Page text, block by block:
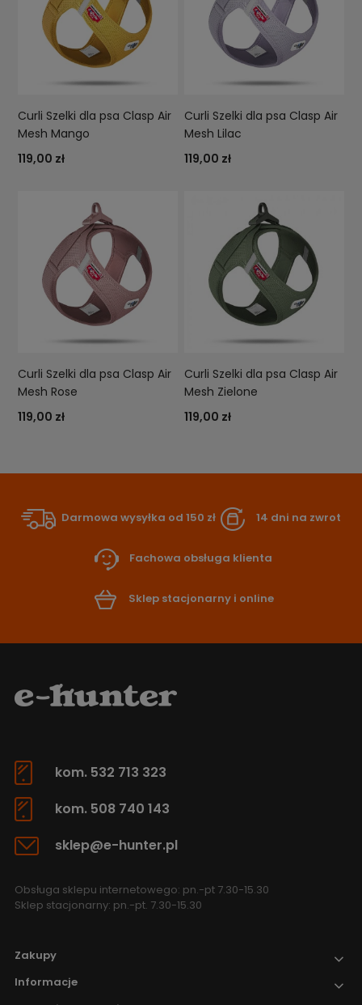
Curli Szelki dla psa Clasp Air
Mesh Mango
119,00 zł
Curli Szelki dla psa Clasp Air
Mesh Lilac
119,00 zł
Curli Szelki dla psa Clasp Air
Mesh Rose
119,00 zł
Curli Szelki dla psa Clasp Air
Mesh Zielone
119,00 zł
Darmowa wysyłka od 150 zł 14 dni na zwrot
Fachowa obsługa klienta
Sklep stacjonarny i online
kom. 532 713 323
kom. 508 740 143
sklep@e-hunter.pl
Obsługa sklepu internetowego: pn.-pt 7.30-15.30
Sklep stacjonarny: pn.-pt. 7.30-15.30
Zakupy
Informacje